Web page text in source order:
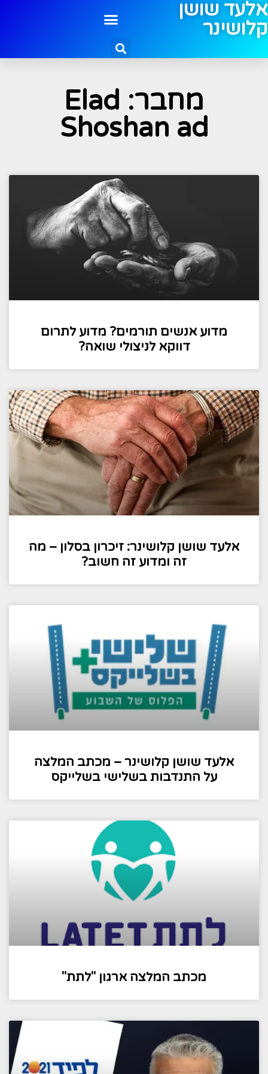
אלעד שושן
קלושינר
מחבר: Elad
Shoshan ad
מדוע אנשים תורמים? מדוע לתרום
דווקא לניצולי שואה?
אלעד שושן קלושינר: זיכרון בסלון – מה
זה ומדוע זה חשוב?
אלעד שושן קלושינר – מכתב המלצה
על התנדבות בשלישי בשלייקס
מכתב המלצה ארגון "לתת"